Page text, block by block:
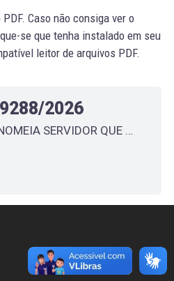
Caso não consiga ver o
se que tenha instalado em seu
leitor de arquivos PDF.
2026
CARLA NOGUEIRA- NOMEIA SERVIDOR QUE ESPECIFICA